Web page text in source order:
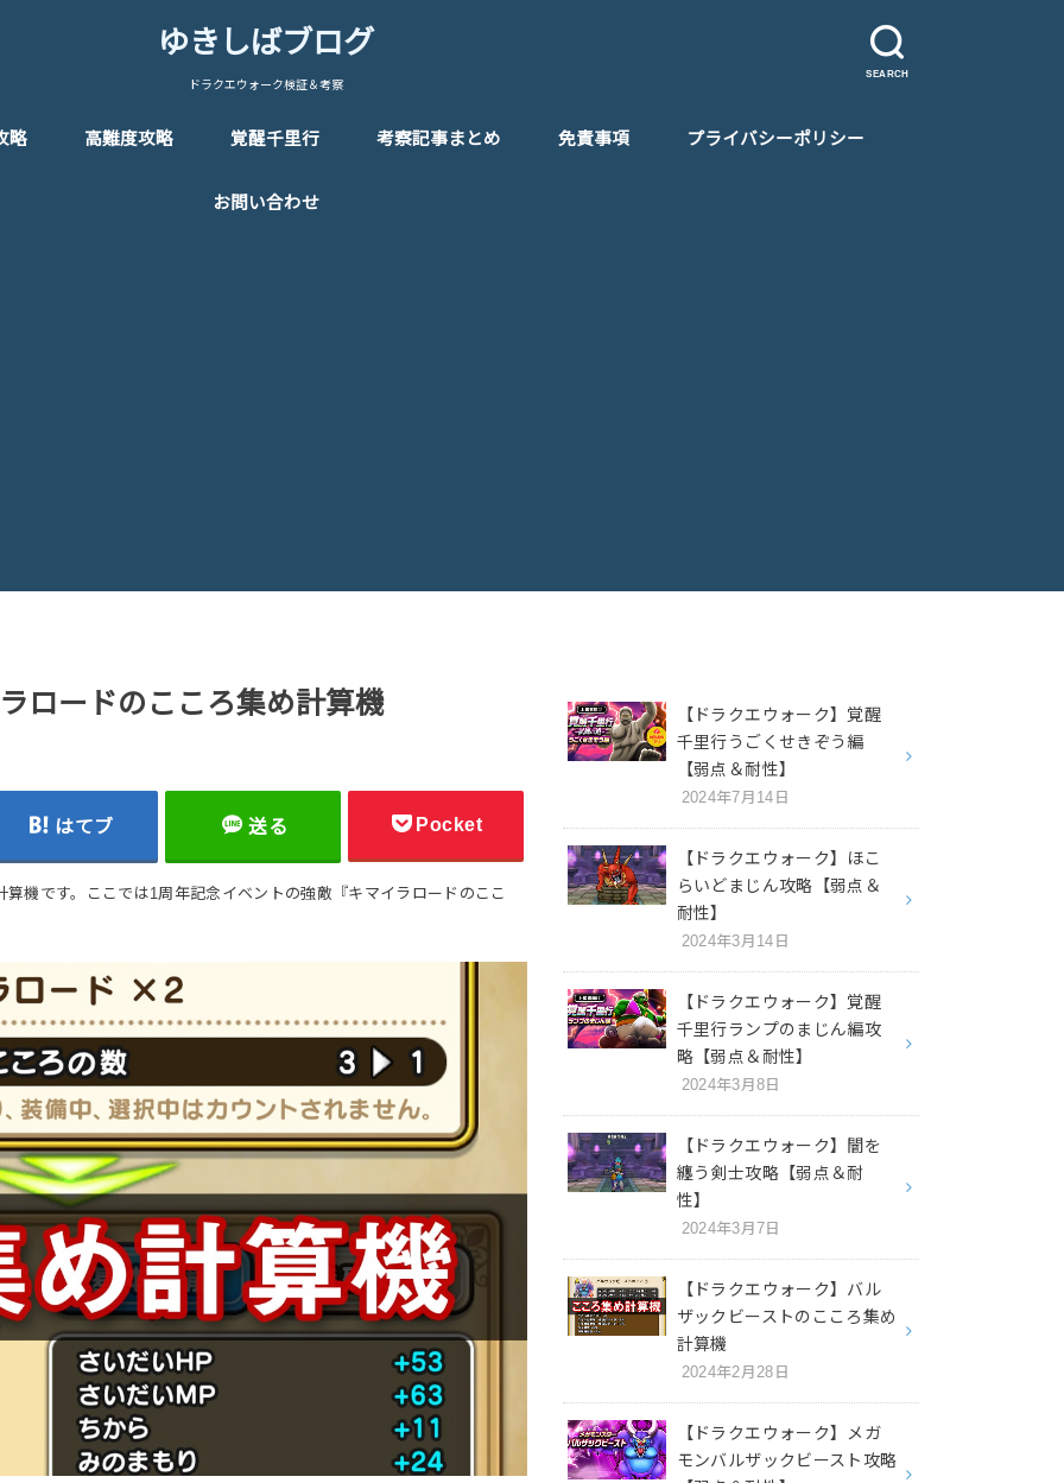
SEARCH
ゆきしばブログ
ドラクエウォーク検証＆考察
略 高難度攻略 覚醒千里行 考察記事まとめ 免責事項 プライバシーポリシー
お問い合わせ
ロードのこころ集め計算機
はてブ 送る Pocket
機です。ここでは1周年記念イベントの強敵『キマイラロードのここ
【ドラクエウォーク】覚醒
千里行うごくせきぞう編
【弱点＆耐性】
2024年7月14日
【ドラクエウォーク】ほこ
らいどまじん攻略【弱点＆
耐性】
2024年3月14日
【ドラクエウォーク】覚醒
千里行ランプのまじん編攻
略【弱点＆耐性】
2024年3月8日
【ドラクエウォーク】闇を
纏う剣士攻略【弱点＆耐
性】
2024年3月7日
【ドラクエウォーク】バル
ザックビーストのこころ集め
計算機
2024年2月28日
【ドラクエウォーク】メガ
モンバルザックビースト攻略